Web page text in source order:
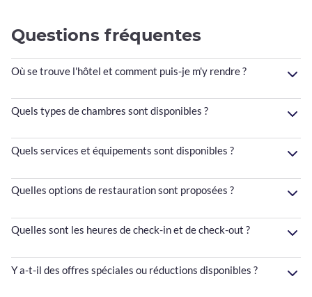
Questions fréquentes
Où se trouve l'hôtel et comment puis-je m'y rendre ?
Quels types de chambres sont disponibles ?
Quels services et équipements sont disponibles ?
Quelles options de restauration sont proposées ?
Quelles sont les heures de check-in et de check-out ?
Y a-t-il des offres spéciales ou réductions disponibles ?